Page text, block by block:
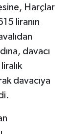
Harçlar
liranın
davacı
davacıya